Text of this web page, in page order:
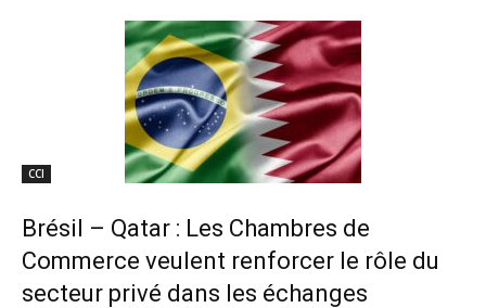
CCI
Brésil – Qatar : Les Chambres de
Commerce veulent renforcer le rôle du
secteur privé dans les échanges